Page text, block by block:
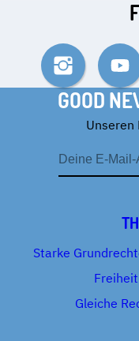
Instagram
GOOD
E-
Mail-
Adresse
Starke
Gleiche